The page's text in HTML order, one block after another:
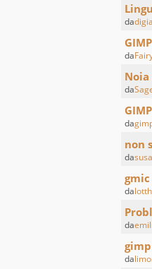
da
da
da
da
non
da
da
da
da